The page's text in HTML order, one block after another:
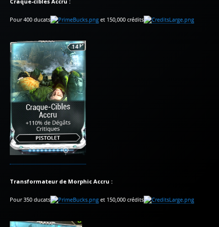
Pour 400 ducats et 150,000 crédits
Transformateur de Morphic Accru :
Pour 350 ducats et 150,000 crédits